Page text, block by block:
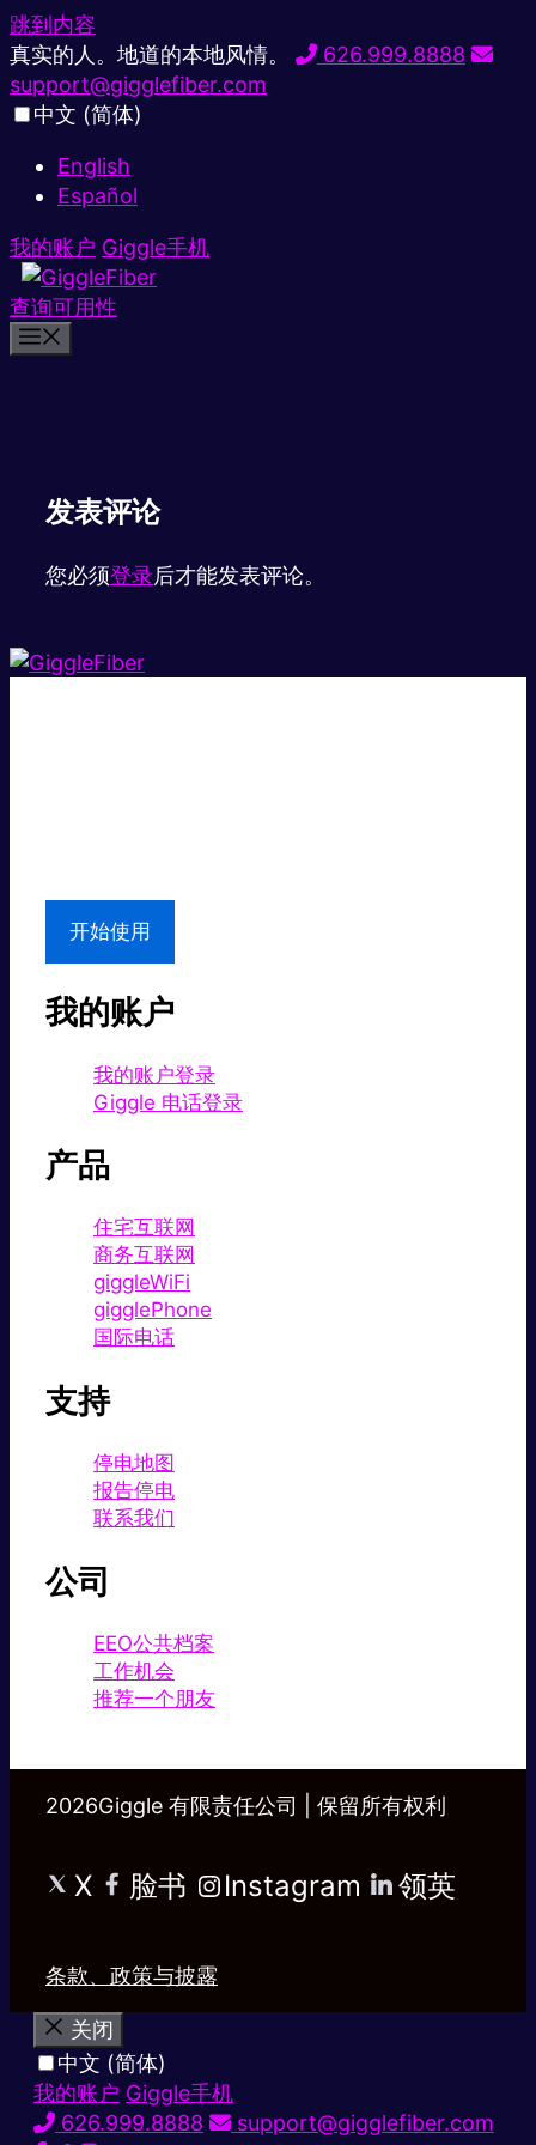
跳到内容
真实的人。地道的本地风情。
626.999.8888
support@gigglefiber.com
中文 (简体)
English
Español
我的账户 Giggle手机
查询可用性
发表评论
您必须登录后才能发表评论。
开始使用
我的账户
我的账户登录
Giggle 电话登录
产品
住宅互联网
商务互联网
giggleWiFi
gigglePhone
国际电话
支持
停电地图
报告停电
联系我们
公司
EEO公共档案
工作机会
推荐一个朋友
2026Giggle 有限责任公司 | 保留所有权利
X 脸书 Instagram 领英
条款、政策与披露
关闭
中文 (简体)
我的账户 Giggle手机
626.999.8888
support@gigglefiber.com